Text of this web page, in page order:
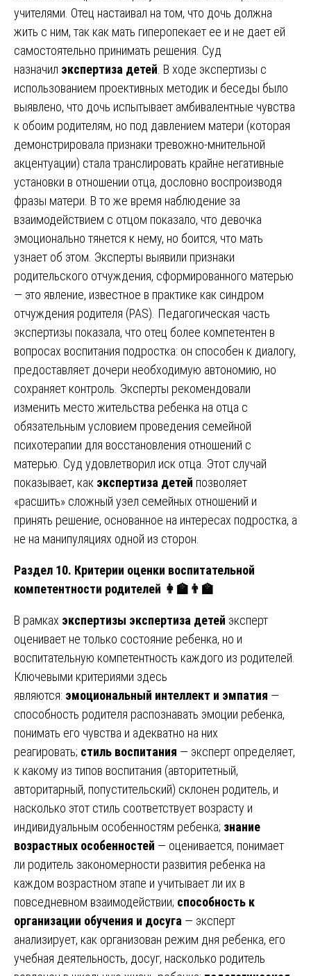
учителями. Отец настаивал на том, что дочь должна
жить с ним, так как мать гиперопекает ее и не дает ей
самостоятельно принимать решения. Суд
назначил экспертиза детей . В ходе экспертизы с
использованием проективных методик и беседы было
выявлено, что дочь испытывает амбивалентные чувства
к обоим родителям, но под давлением матери (которая
демонстрировала признаки тревожно-мнительной
акцентуации) стала транслировать крайне негативные
установки в отношении отца, дословно воспроизводя
фразы матери. В то же время наблюдение за
взаимодействием с отцом показало, что девочка
эмоционально тянется к нему, но боится, что мать
узнает об этом. Эксперты выявили признаки
родительского отчуждения, сформированного матерью
— это явление, известное в практике как синдром
отчуждения родителя (PAS). Педагогическая часть
экспертизы показала, что отец более компетентен в
вопросах воспитания подростка: он способен к диалогу,
предоставляет дочери необходимую автономию, но
сохраняет контроль. Эксперты рекомендовали
изменить место жительства ребенка на отца с
обязательным условием проведения семейной
психотерапии для восстановления отношений с
матерью. Суд удовлетворил иск отца. Этот случай
показывает, как экспертиза детей позволяет
«расшить» сложный узел семейных отношений и
принять решение, основанное на интересах подростка, а
не на манипуляциях одной из сторон.
Раздел 10. Критерии оценки воспитательной
компетентности родителей 👩 🏫👨
В рамках экспертизы экспертиза детей эксперт
оценивает не только состояние ребенка, но и
воспитательную компетентность каждого из родителей.
Ключевыми критериями здесь
являются: эмоциональный интеллект и эмпатия —
способность родителя распознавать эмоции ребенка,
понимать его чувства и адекватно на них
реагировать; стиль воспитания — эксперт определяет,
к какому из типов воспитания (авторитетный,
авторитарный, попустительский) склонен родитель, и
насколько этот стиль соответствует возрасту и
индивидуальным особенностям ребенка; знание
возрастных особенностей — оценивается, понимает
ли родитель закономерности развития ребенка на
каждом возрастном этапе и учитывает ли их в
повседневном взаимодействии; способность к
организации обучения и досуга — эксперт
анализирует, как организован режим дня ребенка, его
учебная деятельность, досуг, насколько родитель